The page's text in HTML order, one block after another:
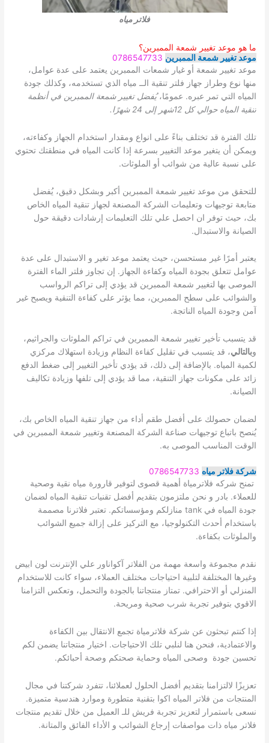
فلاتر مياه
ما هو موعد تغيير شمعة الممبرين؟
موعد تغيير شمعة الممبرين 0786547733
موعد تغيير شمعة أو غيار شمعات الممبرين يعتمد على عدة عوامل،
منها نوع وطراز جهاز فلتر تنقية الــ مياه الذي تستخدمه، وكذلك جودة
المياه التي تمر عبره. عمومًا،يُفضل تغيير شمعة الممبرين في أنظمة
تنقية المياه حوالي كل 12شهر إلى 24 شهرًا.
تلك الفترة قد تختلف بناءً على انواع ومقدار استخدام الجهاز وكفاءته،
ويمكن أن يتغير موعد التغيير بسرعة إذا كانت المياه في منطقتك تحتوي
على نسبة عالية من شوائب أو الملوثات.
للتحقق من موعد تغيير شمعة الممبرين أكبر وبشكل دقيق، يُفضل
متابعة توجيهات وتعليمات الشركة المصنعة لجهاز تنقية المياه الخاص
بك، حيث توفر ان احصل علي تلك التعليمات إرشادات دقيقة حول
الصيانة والاستبدال.
يعتبر أمرًا غير مستحسن، حيث يعتمد موعد تغير و الاستبدال على عدة
عوامل تتعلق بجودة المياه وكفاءة الجهاز. إن تجاوز فلتر الماء الفترة
الموصى بها لتغيير شمعة الممبرين قد يؤدي إلى تراكم الرواسب
والشوائب على سطح الممبرين، مما يؤثر على كفاءة التنقية ويصبح غير
آمن وجودة المياه الناتجة.
قد يتسبب تأخير تغيير شمعة الممبرين في تراكم الملوثات والجراثيم،
وبالتالي، قد يتسبب في تقليل كفاءة النظام وزيادة استهلاك مركزي
لكمية المياه. بالإضافة إلى ذلك، قد يؤدي تأخير التغيير إلى ضغط الدفع
زائد على مكونات جهاز التنقية، مما قد يؤدي إلى تلفها وزيادة تكاليف
الصيانة.
لضمان حصولك على أفضل طقم أداء من جهاز تنقية المياه الخاص بك،
يُنصح باتباع توجيهات صناعة الشركة المصنعة وتغيير شمعة الممبرين في
الوقت المناسب الموصى به.
شركة فلاتر مياه 0786547733
تمنح شركه فلاترمياة أهمية قصوى لتوفير قارورة مياه نقية وصحية
للعملاء. بادر و نحن ملتزمون بتقديم أفضل تقنيات تنقية المياه لضمان
جودة المياه في tank منازلكم ومؤسساتكم. تعتبر فلاترنا مصممة
باستخدام أحدث التكنولوجيا، مع التركيز على إزالة جميع الشوائب
والملوثات بكفاءة.
نقدم مجموعة واسعة مهمة من الفلاتر آكواناور علي الإنترنت لون ابيض
وغيرها المختلفة لتلبية احتياجات مختلف العملاء، سواء كانت للاستخدام
المنزلي أو الاحترافي. تمتاز منتجاتنا بالجودة والتحمل، وتعكس التزامنا
الاقوي بتوفير تجربة شرب صحية ومريحة.
إذا كنتم تبحثون عن شركة فلاترمياة تجمع الانتقال بين الكفاءة
والاعتمادية، فنحن هنا لنلبي تلك الاحتياجات. اختيار منتجاتنا يضمن لكم
تحسين جودة وصحى المياه وحماية صحتكم وصحة أحبائكم.
تعزيزًا لالتزامنا بتقديم أفضل الحلول لعملائنا، تتفرد شركتنا في مجال
المنتجات من فلاتر المياه اكوا بتقنية متطورة وموارد هندسية متميزة.
نسعى باستمرار لتعزيز تجربة فريش للـ العميل من خلال تقديم منتجات
فلاتر مياه ذات مواصفات إرجاع الشوائب و الأداء الفائق والمتانة.